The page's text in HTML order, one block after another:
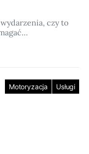
czy to
Motoryzacja Usługi